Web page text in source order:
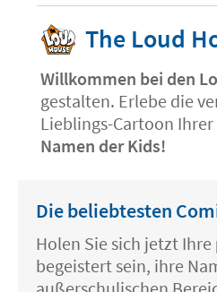
The Loud
Willkommen bei den
gestalten. Erlebe die
Lieblings-Cartoon
Namen der Kids!
Die beliebtesten
Holen Sie sich jetzt Ihre
begeistert sein, ihre